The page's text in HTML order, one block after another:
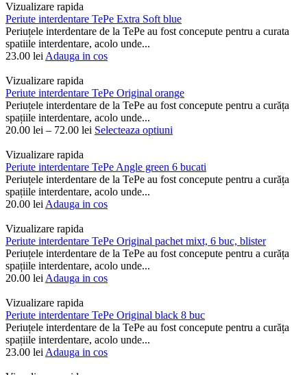
Vizualizare rapida
Periute interdentare TePe Extra Soft blue
Periuțele interdentare de la TePe au fost concepute pentru a curata
spatiile interdentare, acolo unde...
23.00 lei Adauga in cos
Vizualizare rapida
Periute interdentare TePe Original orange
Periuțele interdentare de la TePe au fost concepute pentru a curăța
spațiile interdentare, acolo unde...
20.00 lei – 72.00 lei Selecteaza optiuni
Vizualizare rapida
Periute interdentare TePe Angle green 6 bucati
Periuțele interdentare de la TePe au fost concepute pentru a curăța
spațiile interdentare, acolo unde...
20.00 lei Adauga in cos
Vizualizare rapida
Periute interdentare TePe Original pachet mixt, 6 buc, blister
Periuțele interdentare de la TePe au fost concepute pentru a curăța
spațiile interdentare, acolo unde...
20.00 lei Adauga in cos
Vizualizare rapida
Periute interdentare TePe Original black 8 buc
Periuțele interdentare de la TePe au fost concepute pentru a curăța
spațiile interdentare, acolo unde...
23.00 lei Adauga in cos